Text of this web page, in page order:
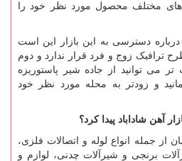
مختلف محصول مورد نظر خود را
درباره دسترسی به این بازار این است
ترافیک زوج و فرد قرار ندارد و دوم
می توانید از جاده شیر پاستوریزه
و زودتر به محله مورد نظر خود
آهن شاداباد پیدا کرد؟
از جمله انواع لوله و اتصالات فلزی،
برنجی و شیرآلات چدنی، لوازم و